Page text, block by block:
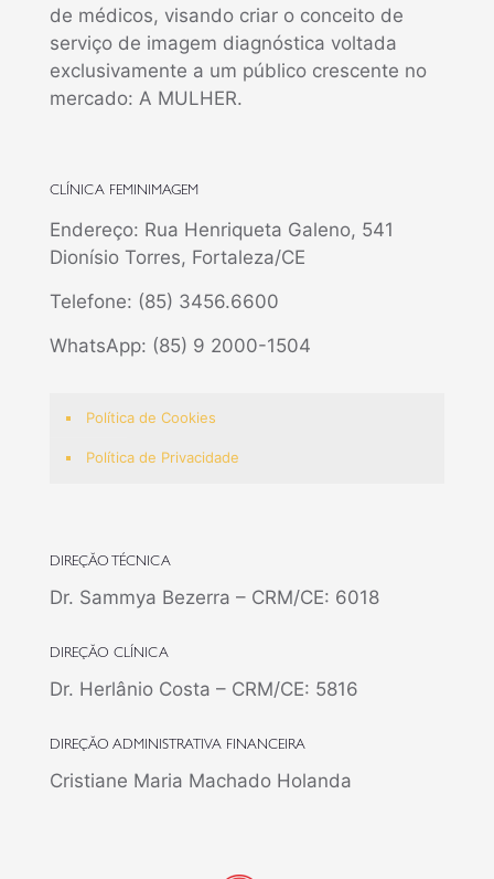
de médicos, visando criar o conceito de
serviço de imagem diagnóstica voltada
exclusivamente a um público crescente no
mercado: A MULHER.
CLÍNICA FEMINIMAGEM
Endereço: Rua Henriqueta Galeno, 541
Dionísio Torres, Fortaleza/CE
Telefone: (85) 3456.6600
WhatsApp: (85) 9 2000-1504
Política de Cookies
Política de Privacidade
DIREÇÃO TÉCNICA
Dr. Sammya Bezerra – CRM/CE: 6018
DIREÇÃO CLÍNICA
Dr. Herlânio Costa – CRM/CE: 5816
DIREÇÃO ADMINISTRATIVA FINANCEIRA
Cristiane Maria Machado Holanda